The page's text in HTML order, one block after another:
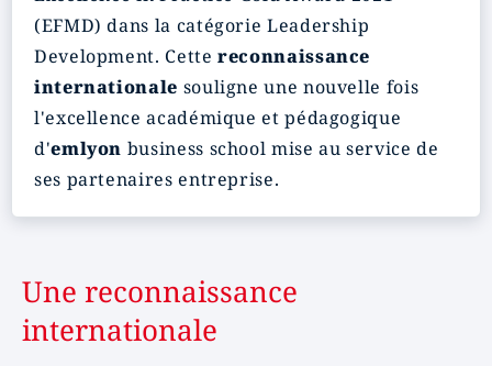
(EFMD) dans la catégorie Leadership
Development. Cettereconnaissance
internationale souligne une nouvelle fois
l'excellence académique et pédagogique
d'emlyon business school mise au service de
ses partenaires entreprise.
Une reconnaissance
internationale